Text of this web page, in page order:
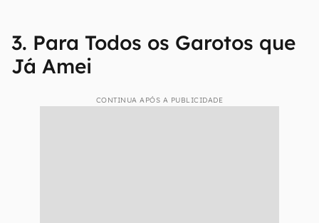
3. Para Todos os Garotos que
Já Amei
CONTINUA APÓS A PUBLICIDADE